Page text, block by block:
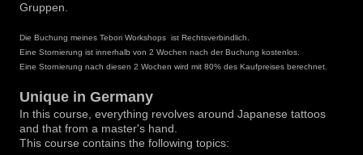
Gruppen.
Die Buchung meines Tebori Workshops ist Rechtsverbindlich.
Eine Stornierung ist innerhalb von 2 Wochen nach der Buchung kostenlos.
Eine Stornierung nach diesen 2 Wochen wird mit 80% des Kaufpreises berechnet.
Unique in Germany
In this course, everything revolves around Japanese tattoos
and that from a master's hand.
This course contains the following topics: